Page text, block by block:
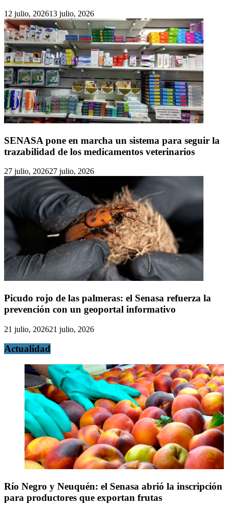
12 julio, 202613 julio, 2026
SENASA pone en marcha un sistema para seguir la
trazabilidad de los medicamentos veterinarios
27 julio, 202627 julio, 2026
Picudo rojo de las palmeras: el Senasa refuerza la
prevención con un geoportal informativo
21 julio, 202621 julio, 2026
Actualidad
Río Negro y Neuquén: el Senasa abrió la inscripción
para productores que exportan frutas